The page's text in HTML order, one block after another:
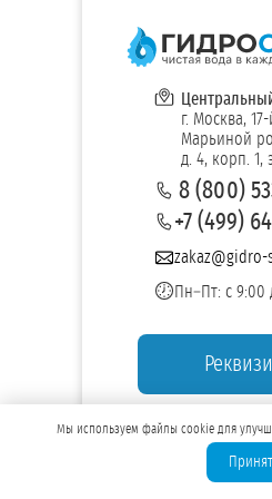
г. Москва,
Марьиной
д. 4, корп. 1,
8 (800)
+7 (499)
zakaz@gidro-
Пн–Пт: с 9:00
Мы используем файлы cookie для